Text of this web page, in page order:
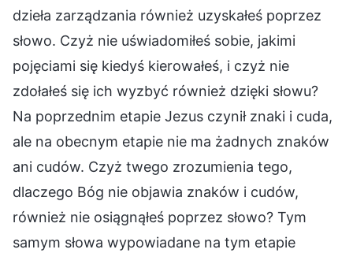
dzieła zarządzania również uzyskałeś poprzez
słowo. Czyż nie uświadomiłeś sobie, jakimi
pojęciami się kiedyś kierowałeś, i czyż nie
zdołałeś się ich wyzbyć również dzięki słowu?
Na poprzednim etapie Jezus czynił znaki i cuda,
ale na obecnym etapie nie ma żadnych znaków
ani cudów. Czyż twego zrozumienia tego,
dlaczego Bóg nie objawia znaków i cudów,
również nie osiągnąłeś poprzez słowo? Tym
samym słowa wypowiadane na tym etapie